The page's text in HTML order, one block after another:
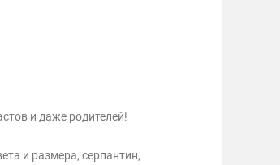
и даже родителей!
и размера, серпантин,